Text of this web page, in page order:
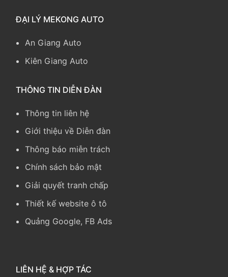
ĐẠI LÝ MEKONG AUTO
An Giang Auto
Kiên Giang Auto
THÔNG TIN DIỄN ĐÀN
Thông tin liên hệ
Giới thiệu về Diễn đàn
Thông báo miễn trách
Chính sách bảo mật
Giải quyết tranh chấp
Thiết kế website ô tô
Quảng Google, FB Ads
LIÊN HỆ & HỢP TÁC